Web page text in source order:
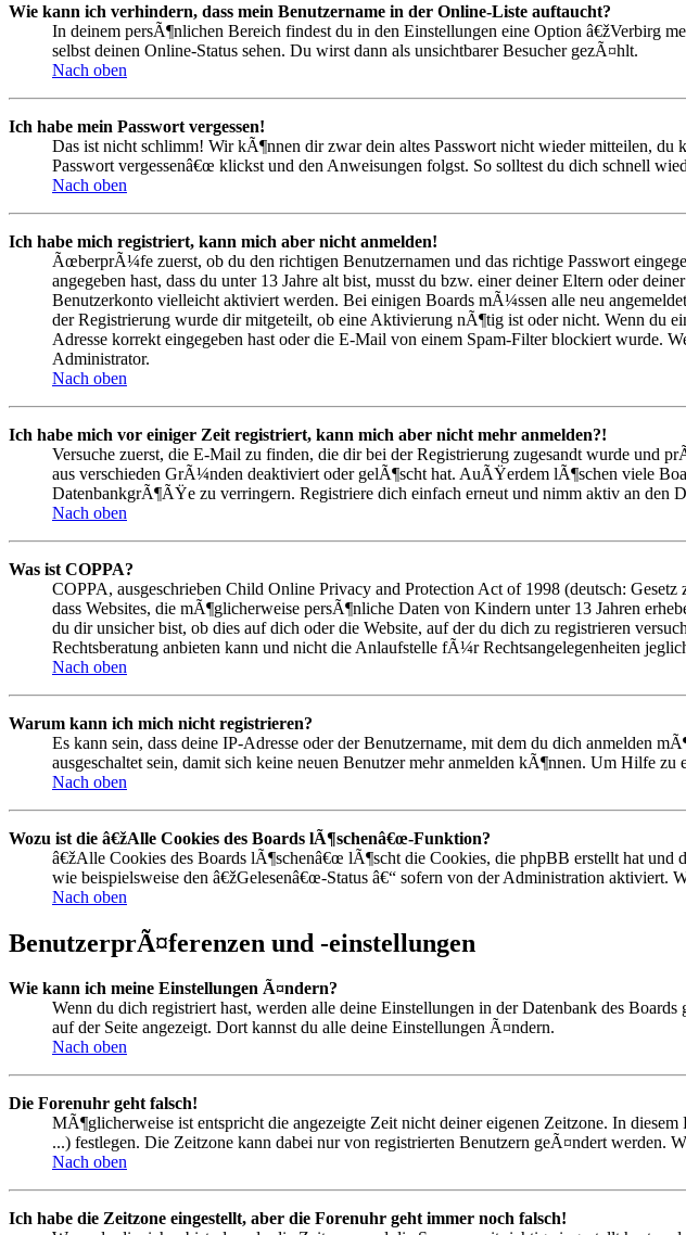
Wie kann ich verhindern, dass mein Benutzername in der Online-Liste auftaucht?
In deinem persÃ¶nlichen Bereich findest du in den Einstellungen eine Option â€žVerbirg
selbst deinen Online-Status sehen. Du wirst dann als unsichtbarer Besucher gezÃ¤hlt.
Nach oben
Ich habe mein Passwort vergessen!
Das ist nicht schlimm! Wir kÃ¶nnen dir zwar dein altes Passwort nicht wieder mitteilen,
Passwort vergessenâ€œ klickst und den Anweisungen folgst. So solltest du dich schnell
Nach oben
Ich habe mich registriert, kann mich aber nicht anmelden!
ÃœberprÃ¼fe zuerst, ob du den richtigen Benutzernamen und das richtige Passwort
angegeben hast, dass du unter 13 Jahre alt bist, musst du bzw. einer deiner Eltern oder
Benutzerkonto vielleicht aktiviert werden. Bei einigen Boards mÃ¼ssen alle neu
der Registrierung wurde dir mitgeteilt, ob eine Aktivierung nÃ¶tig ist oder nicht. Wenn du
Adresse korrekt eingegeben hast oder die E-Mail von einem Spam-Filter blockiert wurde.
Administrator.
Nach oben
Ich habe mich vor einiger Zeit registriert, kann mich aber nicht mehr anmelden?!
Versuche zuerst, die E-Mail zu finden, die dir bei der Registrierung zugesandt wurde und
aus verschieden GrÃ¼nden deaktiviert oder gelÃ¶scht hat. AuÃŸerdem lÃ¶schen viele
DatenbankgrÃ¶ÃŸe zu verringern. Registriere dich einfach erneut und nimm aktiv an den
Nach oben
Was ist COPPA?
COPPA, ausgeschrieben Child Online Privacy and Protection Act of 1998 (deutsch:
dass Websites, die mÃ¶glicherweise persÃ¶nliche Daten von Kindern unter 13 Jahren
du dir unsicher bist, ob dies auf dich oder die Website, auf der du dich zu registrieren
Rechtsberatung anbieten kann und nicht die Anlaufstelle fÃ¼r Rechtsangelegenheiten
Nach oben
Warum kann ich mich nicht registrieren?
Es kann sein, dass deine IP-Adresse oder der Benutzername, mit dem du dich anmelden
ausgeschaltet sein, damit sich keine neuen Benutzer mehr anmelden kÃ¶nnen. Um Hilfe
Nach oben
Wozu ist die â€žAlle Cookies des Boards lÃ¶schenâ€œ-Funktion?
â€žAlle Cookies des Boards lÃ¶schenâ€œ lÃ¶scht die Cookies, die phpBB erstellt hat
wie beispielsweise den â€žGelesenâ€œ-Status â€“ sofern von der Administration aktiviert.
Nach oben
BenutzerprÃ¤ferenzen und -einstellungen
Wie kann ich meine Einstellungen Ã¤ndern?
Wenn du dich registriert hast, werden alle deine Einstellungen in der Datenbank des
auf der Seite angezeigt. Dort kannst du alle deine Einstellungen Ã¤ndern.
Nach oben
Die Forenuhr geht falsch!
MÃ¶glicherweise ist entspricht die angezeigte Zeit nicht deiner eigenen Zeitzone. In
...) festlegen. Die Zeitzone kann dabei nur von registrierten Benutzern geÃ¤ndert werden.
Nach oben
Ich habe die Zeitzone eingestellt, aber die Forenuhr geht immer noch falsch!